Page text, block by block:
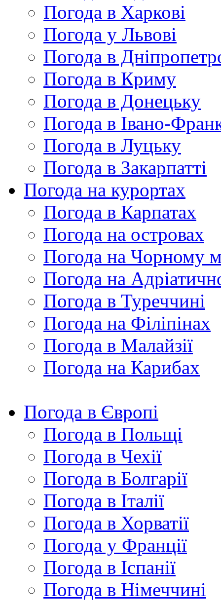
Погода в Харкові
Погода у Львові
Погода в
Погода в Криму
Погода в Донецьку
Погода в Івано-
Погода в Луцьку
Погода в Закарпатті
Погода на курортах
Погода в Карпатах
Погода на островах
Погода на Чорному
Погода на
Погода в Туреччині
Погода на Філіпінах
Погода в Малайзії
Погода на Карибах
Погода в Європі
Погода в Польщі
Погода в Чехії
Погода в Болгарії
Погода в Італії
Погода в Хорватії
Погода у Франції
Погода в Іспанії
Погода в Німеччині